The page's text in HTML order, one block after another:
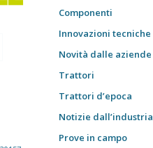
Componenti
Innovazioni tecniche
Novità dalle aziende
Trattori
Trattori d’epoca
Notizie dall’industria
Prove in campo